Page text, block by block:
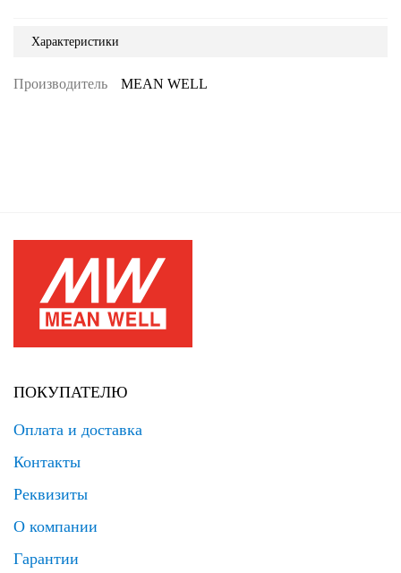
Характеристики
Производитель MEAN WELL
ПОКУПАТЕЛЮ
Оплата и доставка
Контакты
Реквизиты
О компании
Гарантии